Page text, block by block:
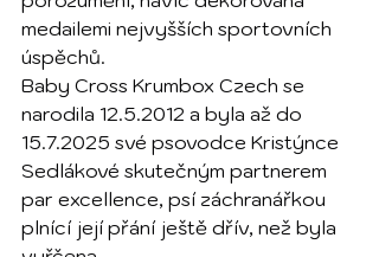
medailemi nejvyšších sportovních
úspěchů.
Baby Cross Krumbox Czech se
narodila 12.5.2012 a byla až do
15.7.2025 své psovodce Kristýnce
Sedlákové skutečným partnerem
par excellence, psí záchranářkou
plnící její přání ještě dřív, než byla